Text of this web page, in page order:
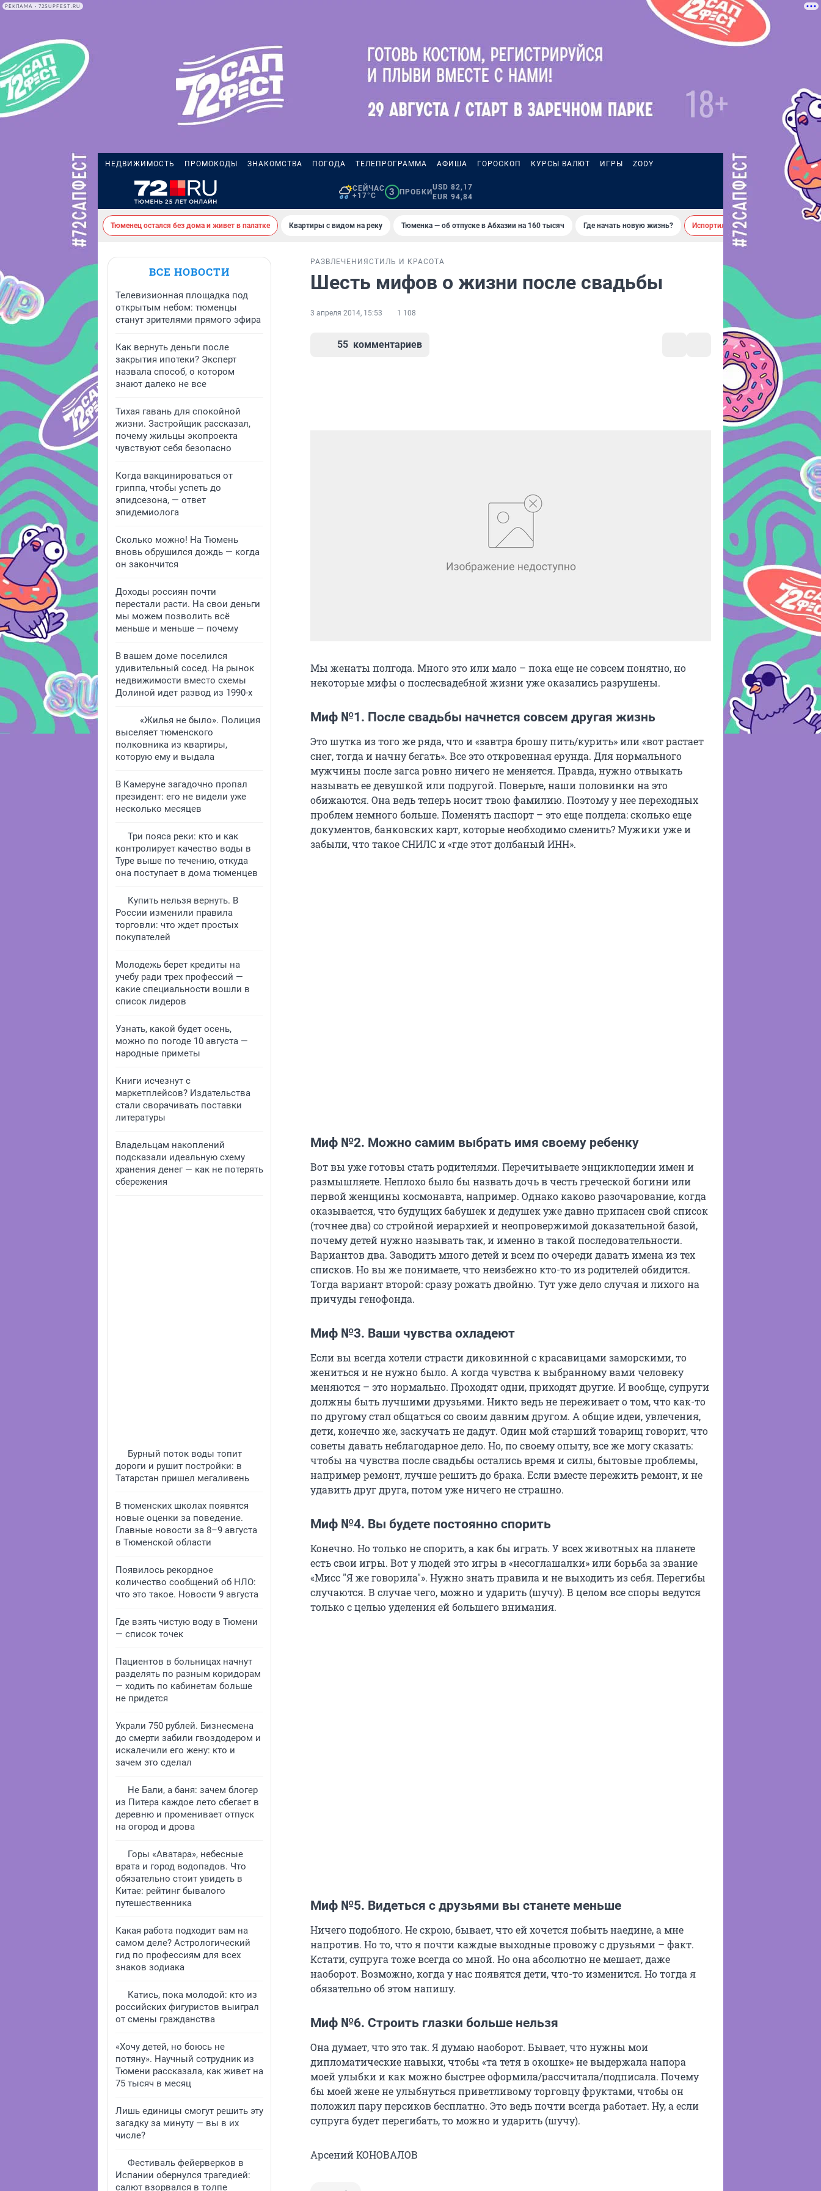
РЕКЛАМА • 72SUPFEST.RU
НЕДВИЖИМОСТЬ ПРОМОКОДЫ ЗНАКОМСТВА ПОГОДА ТЕЛЕПРОГРАММА АФИША ГОРОСКОП КУРСЫ ВАЛЮТ ИГРЫ ZODY
СЕЙЧАС
+17°C
3 ПРОБКИ
USD 82,17
EUR 94,84
Тюменец остался без дома и живет в палатке Квартиры с видом на реку Тюменка — об отпуске в Абхазии на 160 тысяч Где начать новую жизнь? Испортил десятки машин во дворе
ВСЕ НОВОСТИ
Телевизионная площадка под
открытым небом: тюменцы
станут зрителями прямого эфира
Как вернуть деньги после
закрытия ипотеки? Эксперт
назвала способ, о котором
знают далеко не все
Тихая гавань для спокойной
жизни. Застройщик рассказал,
почему жильцы экопроекта
чувствуют себя безопасно
Когда вакцинироваться от
гриппа, чтобы успеть до
эпидсезона, — ответ
эпидемиолога
Сколько можно! На Тюмень
вновь обрушился дождь — когда
он закончится
Доходы россиян почти
перестали расти. На свои деньги
мы можем позволить всё
меньше и меньше — почему
В вашем доме поселился
удивительный сосед. На рынок
недвижимости вместо схемы
Долиной идет развод из 1990-х
«Жилья не было». Полиция
выселяет тюменского
полковника из квартиры,
которую ему и выдала
В Камеруне загадочно пропал
президент: его не видели уже
несколько месяцев
Три пояса реки: кто и как
контролирует качество воды в
Туре выше по течению, откуда
она поступает в дома тюменцев
Купить нельзя вернуть. В
России изменили правила
торговли: что ждет простых
покупателей
Молодежь берет кредиты на
учебу ради трех профессий —
какие специальности вошли в
список лидеров
Узнать, какой будет осень,
можно по погоде 10 августа —
народные приметы
Книги исчезнут с
маркетплейсов? Издательства
стали сворачивать поставки
литературы
Владельцам накоплений
подсказали идеальную схему
хранения денег — как не потерять
сбережения
Бурный поток воды топит
дороги и рушит постройки: в
Татарстан пришел мегаливень
В тюменских школах появятся
новые оценки за поведение.
Главные новости за 8–9 августа
в Тюменской области
Появилось рекордное
количество сообщений об НЛО:
что это такое. Новости 9 августа
Где взять чистую воду в Тюмени
— список точек
Пациентов в больницах начнут
разделять по разным коридорам
— ходить по кабинетам больше
не придется
Украли 750 рублей. Бизнесмена
до смерти забили гвоздодером и
искалечили его жену: кто и
зачем это сделал
Не Бали, а баня: зачем блогер
из Питера каждое лето сбегает в
деревню и променивает отпуск
на огород и дрова
Горы «Аватара», небесные
врата и город водопадов. Что
обязательно стоит увидеть в
Китае: рейтинг бывалого
путешественника
Какая работа подходит вам на
самом деле? Астрологический
гид по профессиям для всех
знаков зодиака
Катись, пока молодой: кто из
российских фигуристов выиграл
от смены гражданства
«Хочу детей, но боюсь не
потяну». Научный сотрудник из
Тюмени рассказала, как живет на
75 тысяч в месяц
Лишь единицы смогут решить эту
загадку за минуту — вы в их
числе?
Фестиваль фейерверков в
Испании обернулся трагедией:
салют взорвался в толпе
РАЗВЛЕЧЕНИЯ СТИЛЬ И КРАСОТА
Шесть мифов о жизни после свадьбы
3 апреля 2014, 15:53 1 108
55 комментариев
Мы женаты полгода. Много это или мало – пока еще не совсем понятно, но
некоторые мифы о послесвадебной жизни уже оказались разрушены.
Миф №1. После свадьбы начнется совсем другая жизнь
Это шутка из того же ряда, что и «завтра брошу пить/курить» или «вот растает
снег, тогда и начну бегать». Все это откровенная ерунда. Для нормального
мужчины после загса ровно ничего не меняется. Правда, нужно отвыкать
называть ее девушкой или подругой. Поверьте, наши половинки на это
обижаются. Она ведь теперь носит твою фамилию. Поэтому у нее переходных
проблем немного больше. Поменять паспорт – это еще полдела: сколько еще
документов, банковских карт, которые необходимо сменить? Мужики уже и
забыли, что такое СНИЛС и «где этот долбаный ИНН».
Миф №2. Можно самим выбрать имя своему ребенку
Вот вы уже готовы стать родителями. Перечитываете энциклопедии имен и
размышляете. Неплохо было бы назвать дочь в честь греческой богини или
первой женщины космонавта, например. Однако каково разочарование, когда
оказывается, что будущих бабушек и дедушек уже давно припасен свой список
(точнее два) со стройной иерархией и неопровержимой доказательной базой,
почему детей нужно называть так, и именно в такой последовательности.
Вариантов два. Заводить много детей и всем по очереди давать имена из тех
списков. Но вы же понимаете, что неизбежно кто-то из родителей обидится.
Тогда вариант второй: сразу рожать двойню. Тут уже дело случая и лихого на
причуды генофонда.
Миф №3. Ваши чувства охладеют
Если вы всегда хотели страсти диковинной с красавицами заморскими, то
жениться и не нужно было. А когда чувства к выбранному вами человеку
меняются – это нормально. Проходят одни, приходят другие. И вообще, супруги
должны быть лучшими друзьями. Никто ведь не переживает о том, что как-то
по другому стал общаться со своим давним другом. А общие идеи, увлечения,
дети, конечно же, заскучать не дадут. Один мой старший товарищ говорит, что
советы давать неблагодарное дело. Но, по своему опыту, все же могу сказать:
чтобы на чувства после свадьбы остались время и силы, бытовые проблемы,
например ремонт, лучше решить до брака. Если вместе пережить ремонт, и не
удавить друг друга, потом уже ничего не страшно.
Миф №4. Вы будете постоянно спорить
Конечно. Но только не спорить, а как бы играть. У всех животных на планете
есть свои игры. Вот у людей это игры в «несоглашалки» или борьба за звание
«Мисс "Я же говорила"». Нужно знать правила и не выходить из себя. Перегибы
случаются. В случае чего, можно и ударить (шучу). В целом все споры ведутся
только с целью уделения ей большего внимания.
Миф №5. Видеться с друзьями вы станете меньше
Ничего подобного. Не скрою, бывает, что ей хочется побыть наедине, а мне
напротив. Но то, что я почти каждые выходные провожу с друзьями – факт.
Кстати, супруга тоже всегда со мной. Но она абсолютно не мешает, даже
наоборот. Возможно, когда у нас появятся дети, что-то изменится. Но тогда я
обязательно об этом напишу.
Миф №6. Строить глазки больше нельзя
Она думает, что это так. Я думаю наоборот. Бывает, что нужны мои
дипломатические навыки, чтобы «та тетя в окошке» не выдержала напора
моей улыбки и как можно быстрее оформила/рассчитала/подписала. Почему
бы моей жене не улыбнуться приветливому торговцу фруктами, чтобы он
положил пару персиков бесплатно. Это ведь почти всегда работает. Ну, а если
супруга будет перегибать, то можно и ударить (шучу).
Арсений КОНОВАЛОВ